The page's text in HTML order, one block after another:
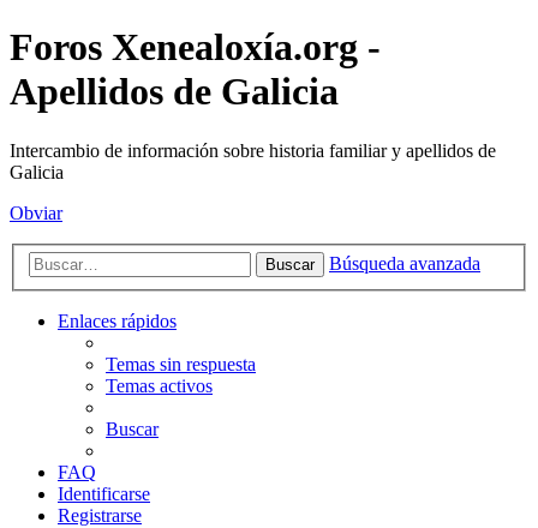
Foros Xenealoxía.org -
Apellidos de Galicia
Intercambio de información sobre historia familiar y apellidos de
Galicia
Obviar
Buscar Búsqueda avanzada
Enlaces rápidos
Temas sin respuesta
Temas activos
Buscar
FAQ
Identificarse
Registrarse